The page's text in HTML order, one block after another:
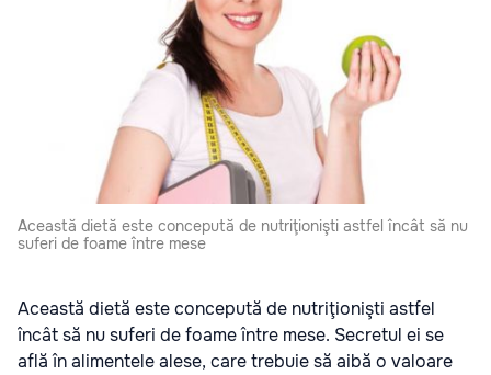
Această dietă este concepută de nutriţionişti astfel încât să nu
suferi de foame între mese
Această dietă este concepută de nutriţionişti astfel
încât să nu suferi de foame între mese. Secretul ei se
află în alimentele alese, care trebuie să aibă o valoare